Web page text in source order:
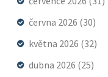
června 2026 (30)
května 2026 (32)
dubna 2026 (25)